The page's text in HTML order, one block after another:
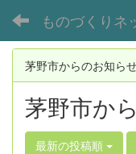
ものづくりネ
茅野市からのお知ら
茅野市か
最新の投稿順